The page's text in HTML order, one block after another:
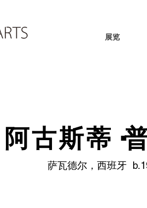
展览
阿古斯蒂·
萨瓦德尔，西班牙